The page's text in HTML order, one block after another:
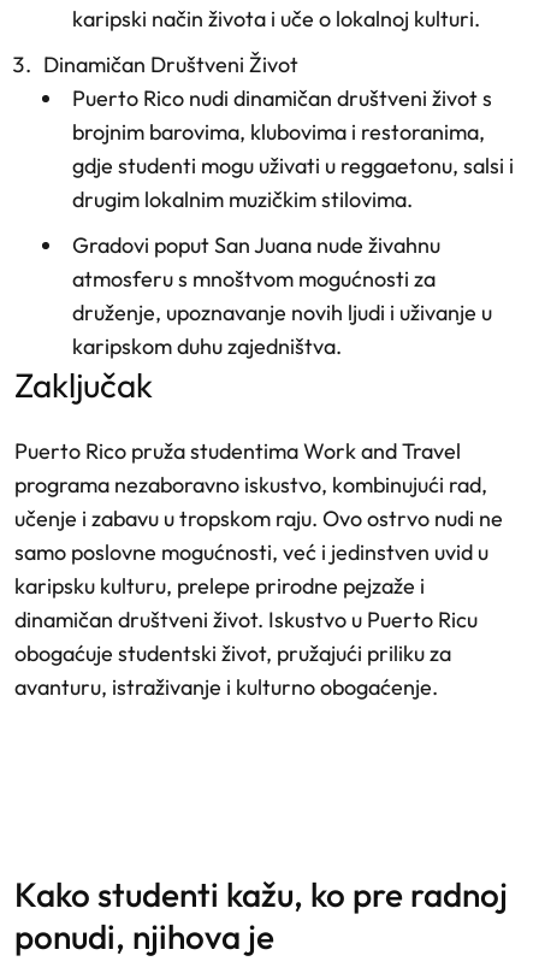
karipski način života i uče o lokalnoj kulturi.
Dinamičan Društveni Život
Puerto Rico nudi dinamičan društveni život s
brojnim barovima, klubovima i restoranima,
gdje studenti mogu uživati u reggaetonu, salsi i
drugim lokalnim muzičkim stilovima.
Gradovi poput San Juana nude živahnu
atmosferu s mnoštvom mogućnosti za
druženje, upoznavanje novih ljudi i uživanje u
karipskom duhu zajedništva.
zaključak
Puerto Rico pruža studentima Work and Travel
programa nezaboravno iskustvo, kombinujući rad,
učenje i zabavu u tropskom raju. Ovo ostrvo nudi ne
samo poslovne mogućnosti, već i jedinstven uvid u
karipsku kulturu, prelepe prirodne pejzaže i
dinamičan društveni život. Iskustvo u Puerto Ricu
obogaćuje studentski život, pružajući priliku za
avanturu, istraživanje i kulturno obogaćenje.
kako studenti kažu, ko pre radnoj
ponudi, njihova je